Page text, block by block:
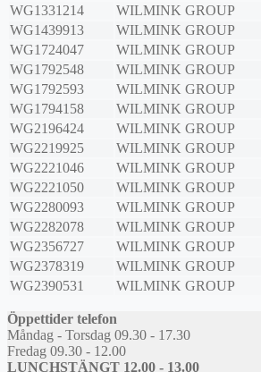
WG1331214
WILMINK GROUP
WG1439913
WILMINK GROUP
WG1724047
WILMINK GROUP
WG1792548
WILMINK GROUP
WG1792593
WILMINK GROUP
WG1794158
WILMINK GROUP
WG2196424
WILMINK GROUP
WG2219925
WILMINK GROUP
WG2221046
WILMINK GROUP
WG2221050
WILMINK GROUP
WG2280093
WILMINK GROUP
WG2282078
WILMINK GROUP
WG2356727
WILMINK GROUP
WG2378319
WILMINK GROUP
WG2390531
WILMINK GROUP
Öppettider telefon
Måndag - Torsdag 09.30 - 17.30
Fredag 09.30 - 12.00
LUNCHSTÄNGT 12.00 - 13.00